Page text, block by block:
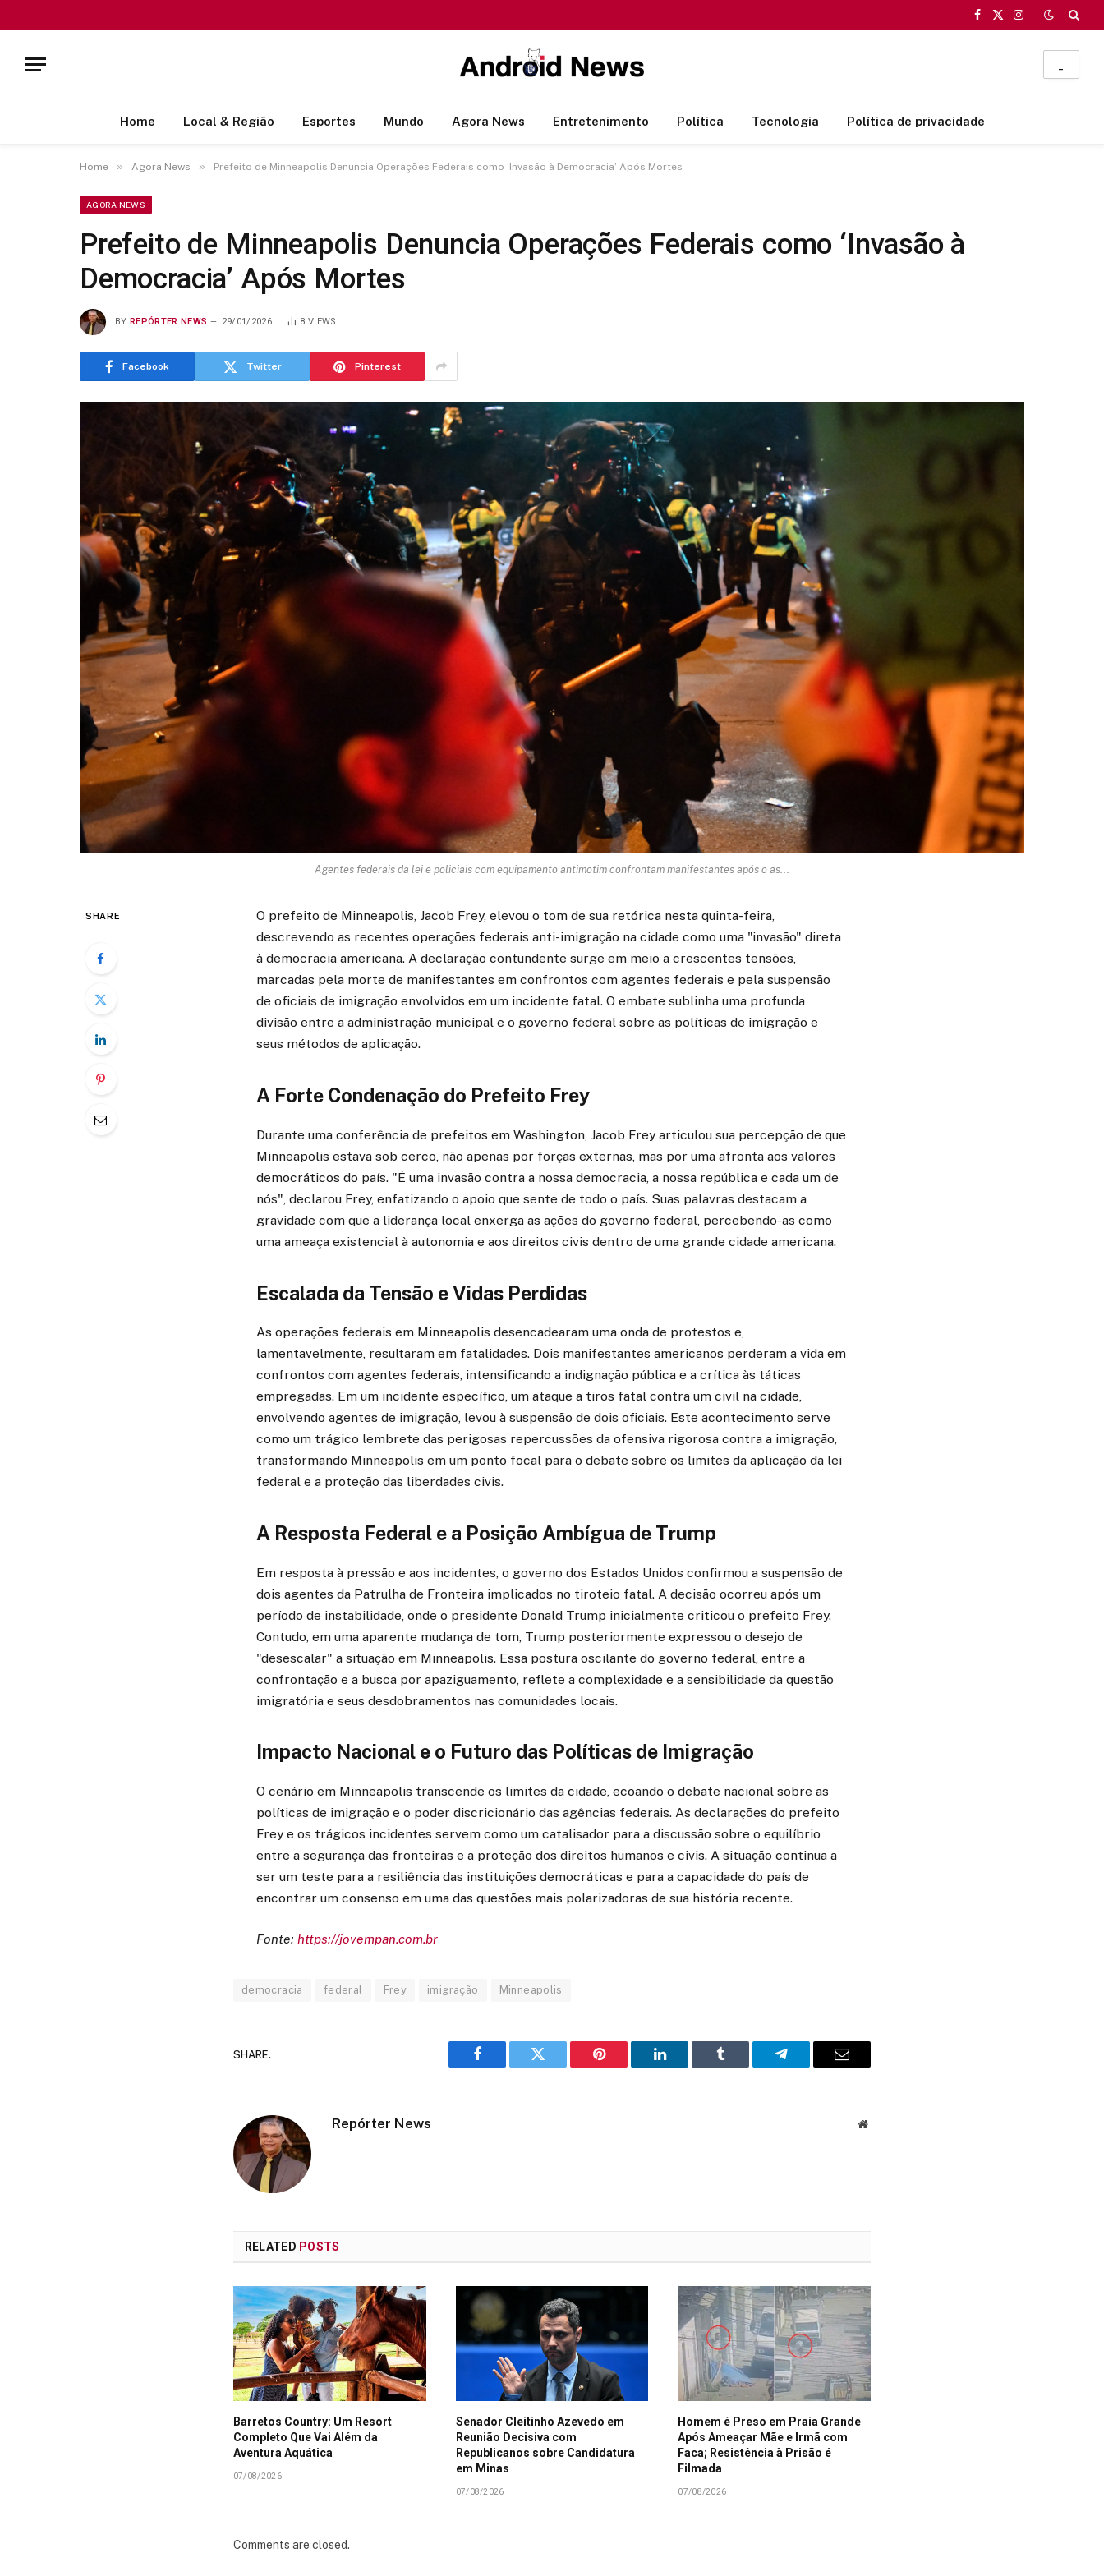
Facebook
X
Instagram
Home Local & Região Esportes Mundo Agora News Entretenimento Política Tecnologia Política de privacidade
Home » Agora News » Prefeito de Minneapolis Denuncia Operações Federais como ‘Invasão à Democracia’ Após Mortes
AGORA NEWS
Prefeito de Minneapolis Denuncia Operações Federais como ‘Invasão à
Democracia’ Após Mortes
BY REPÓRTER NEWS 29/01/2026 8 VIEWS
Facebook Twitter Pinterest
Agentes federais da lei e policiais com equipamento antimotim confrontam manifestantes após o as...
SHARE
O prefeito de Minneapolis, Jacob Frey, elevou o tom de sua retórica nesta quinta-feira,
descrevendo as recentes operações federais anti-imigração na cidade como uma "invasão" direta
à democracia americana. A declaração contundente surge em meio a crescentes tensões,
marcadas pela morte de manifestantes em confrontos com agentes federais e pela suspensão
de oficiais de imigração envolvidos em um incidente fatal. O embate sublinha uma profunda
divisão entre a administração municipal e o governo federal sobre as políticas de imigração e
seus métodos de aplicação.
A Forte Condenação do Prefeito Frey
Durante uma conferência de prefeitos em Washington, Jacob Frey articulou sua percepção de que
Minneapolis estava sob cerco, não apenas por forças externas, mas por uma afronta aos valores
democráticos do país. "É uma invasão contra a nossa democracia, a nossa república e cada um de
nós", declarou Frey, enfatizando o apoio que sente de todo o país. Suas palavras destacam a
gravidade com que a liderança local enxerga as ações do governo federal, percebendo-as como
uma ameaça existencial à autonomia e aos direitos civis dentro de uma grande cidade americana.
Escalada da Tensão e Vidas Perdidas
As operações federais em Minneapolis desencadearam uma onda de protestos e,
lamentavelmente, resultaram em fatalidades. Dois manifestantes americanos perderam a vida em
confrontos com agentes federais, intensificando a indignação pública e a crítica às táticas
empregadas. Em um incidente específico, um ataque a tiros fatal contra um civil na cidade,
envolvendo agentes de imigração, levou à suspensão de dois oficiais. Este acontecimento serve
como um trágico lembrete das perigosas repercussões da ofensiva rigorosa contra a imigração,
transformando Minneapolis em um ponto focal para o debate sobre os limites da aplicação da lei
federal e a proteção das liberdades civis.
A Resposta Federal e a Posição Ambígua de Trump
Em resposta à pressão e aos incidentes, o governo dos Estados Unidos confirmou a suspensão de
dois agentes da Patrulha de Fronteira implicados no tiroteio fatal. A decisão ocorreu após um
período de instabilidade, onde o presidente Donald Trump inicialmente criticou o prefeito Frey.
Contudo, em uma aparente mudança de tom, Trump posteriormente expressou o desejo de
"desescalar" a situação em Minneapolis. Essa postura oscilante do governo federal, entre a
confrontação e a busca por apaziguamento, reflete a complexidade e a sensibilidade da questão
imigratória e seus desdobramentos nas comunidades locais.
Impacto Nacional e o Futuro das Políticas de Imigração
O cenário em Minneapolis transcende os limites da cidade, ecoando o debate nacional sobre as
políticas de imigração e o poder discricionário das agências federais. As declarações do prefeito
Frey e os trágicos incidentes servem como um catalisador para a discussão sobre o equilíbrio
entre a segurança das fronteiras e a proteção dos direitos humanos e civis. A situação continua a
ser um teste para a resiliência das instituições democráticas e para a capacidade do país de
encontrar um consenso em uma das questões mais polarizadoras de sua história recente.
Fonte: https://jovempan.com.br
democracia federal Frey imigração Minneapolis
SHARE.
Facebook Twitter Pinterest LinkedIn Tumblr Telegram Email
Repórter News Website
RELATED POSTS
Barretos Country: Um Resort
Completo Que Vai Além da
Aventura Aquática
07/08/2026
Senador Cleitinho Azevedo em
Reunião Decisiva com
Republicanos sobre Candidatura
em Minas
07/08/2026
Homem é Preso em Praia Grande
Após Ameaçar Mãe e Irmã com
Faca; Resistência à Prisão é
Filmada
07/08/2026
Comments are closed.